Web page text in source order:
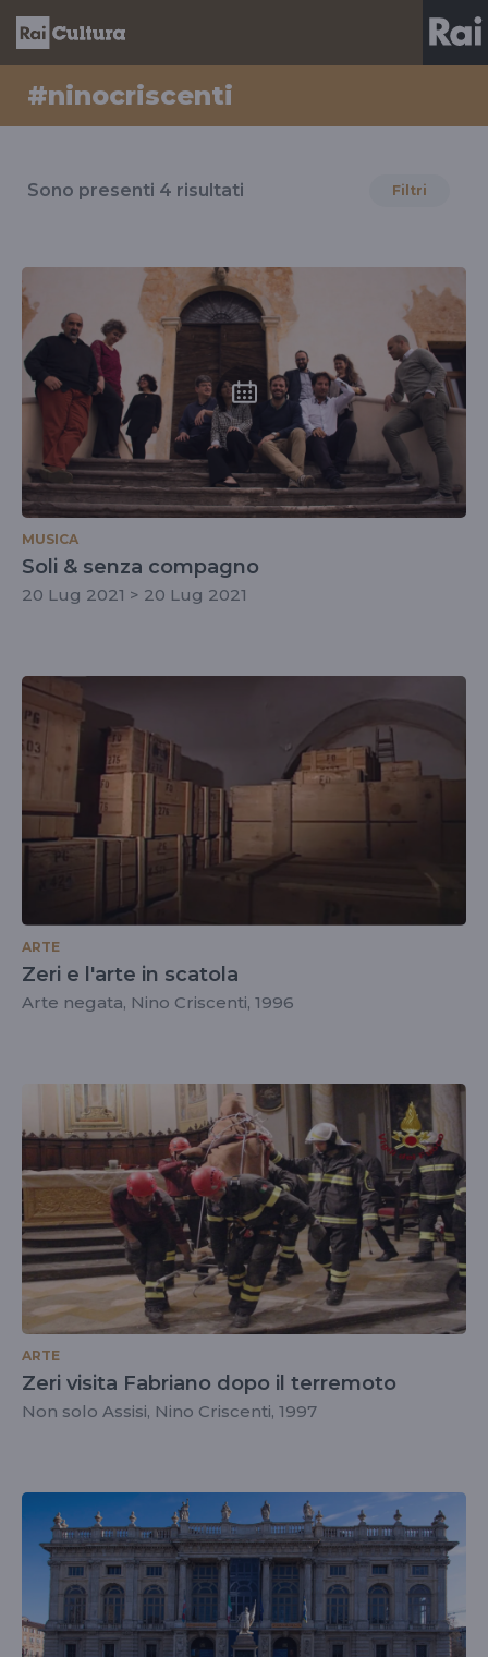
#ninocriscenti
il
#ninocriscenti
Sono presenti 4 risultati Filtri
MUSICA
Soli & senza compagno
20 Lug 2021 > 20 Lug 2021
ARTE
Zeri e l'arte in scatola
Arte negata, Nino Criscenti, 1996
ARTE
Zeri visita Fabriano dopo il terremoto
Non solo Assisi, Nino Criscenti, 1997